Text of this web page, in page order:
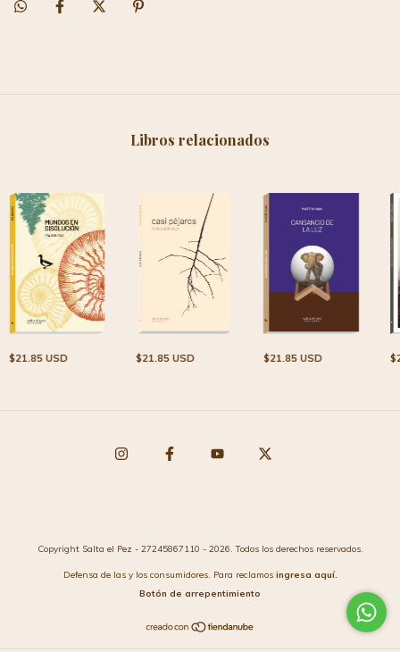
Libros relacionados
$21.85 USD $21.85 USD $21.85 USD
Copyright Salta el Pez - 27245867110 - 2026. Todos los derechos reservados.
Defensa de las y los consumidores. Para reclamos ingresa aquí.
Botón de arrepentimiento